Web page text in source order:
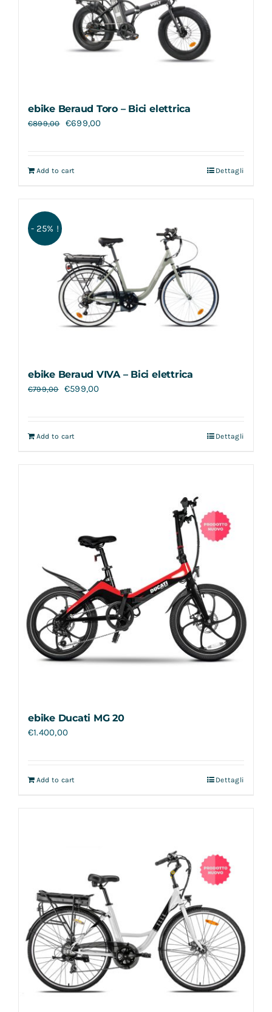
ebike Beraud Toro – Bici elettrica
€899,00 €699,00
Add to cart Dettagli
- 25% !
ebike Beraud VIVA – Bici elettrica
€799,00 €599,00
Add to cart Dettagli
ebike Ducati MG 20
€1.400,00
Add to cart Dettagli